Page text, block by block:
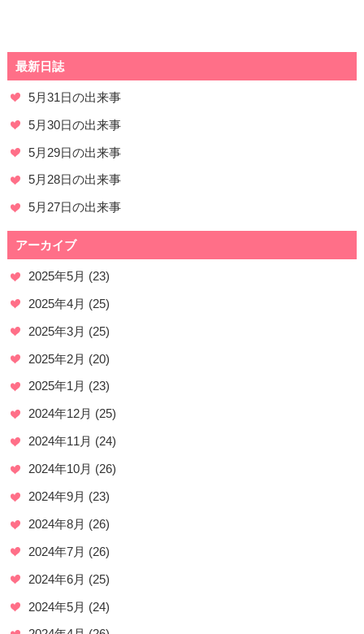
最新日誌
5月31日の出来事
5月30日の出来事
5月29日の出来事
5月28日の出来事
5月27日の出来事
アーカイブ
2025年5月 (23)
2025年4月 (25)
2025年3月 (25)
2025年2月 (20)
2025年1月 (23)
2024年12月 (25)
2024年11月 (24)
2024年10月 (26)
2024年9月 (23)
2024年8月 (26)
2024年7月 (26)
2024年6月 (25)
2024年5月 (24)